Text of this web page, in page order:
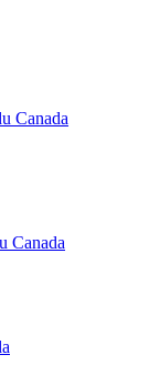
Canada
Canada